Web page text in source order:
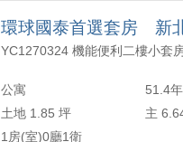
環球國泰首選套房 新
YC1270324 機能便利二樓小套
公寓 51.4年
土地 1.85 坪
主
1房(室)0廳1衛